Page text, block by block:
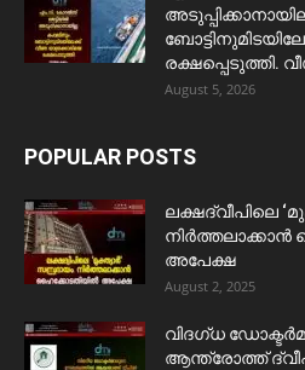
രക്ഷപ്പെടുത്തി.
August 5, 2026
POPULAR POSTS
ലക്ഷദ്വീപിലെ
അപേക്ഷ
August 2, 2025
വിദഗ്ധ
ആന്ത്രോത്ത്